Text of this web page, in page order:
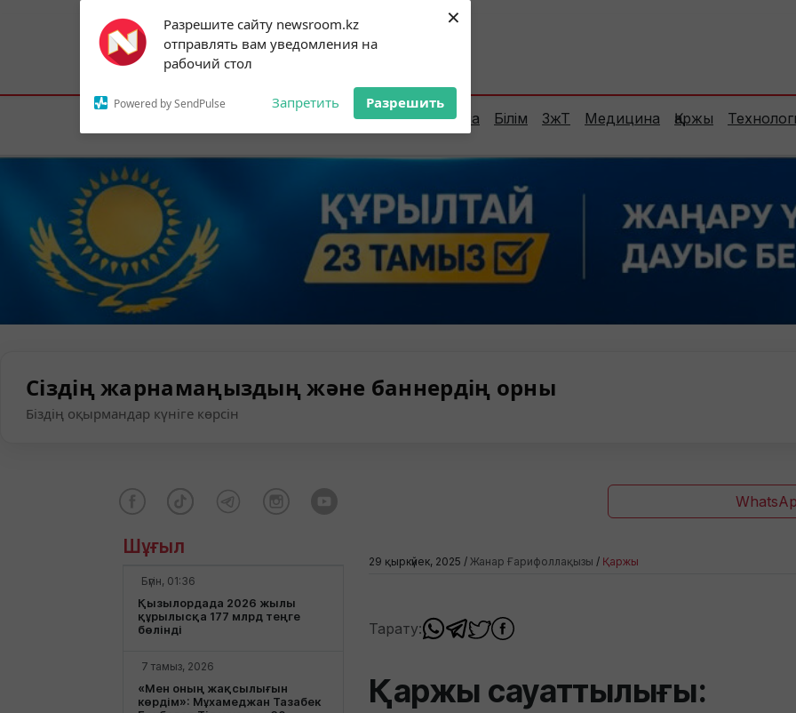
Разрешите сайту newsroom.kz
отправлять вам уведомления на
рабочий стол
Powered by SendPulse Запретить Разрешить
×
Subscribe to our
notifications!
To enable permission prompts, click on
the notification icon
Астана:15°C Алматы:24°C Шымкент:
Елорда Сараптама Білім ЗжТ Медицина Қаржы
Сіздің жарнамаңыздың және баннердің орны
Біздің оқырмандар күніге көрсін
Шұғыл
Бүгін, 01:36
Қызылордада 2026 жылы
құрылысқа 177 млрд теңге
бөлінді
7 тамыз, 2026
«Мен оның жақсылығын
көрдім»: Мұхамеджан Тазабек
29 қыркүйек, 2025 / Жанар Ғарифоллақызы / Қаржы
Тарату:
Қаржы сауаттылығы: